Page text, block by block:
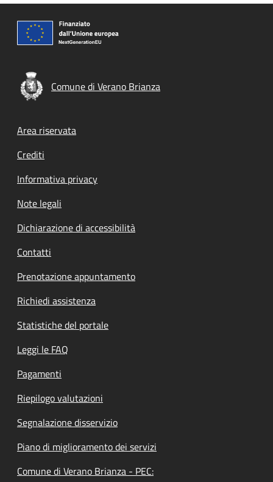
Comune di Verano Brianza
Footer menu
Area riservata
Crediti
Informativa privacy
Note legali
Dichiarazione di accessibilità
Contatti
Prenotazione appuntamento
Richiedi assistenza
Statistiche del portale
Leggi le FAQ
Pagamenti
Riepilogo valutazioni
Segnalazione disservizio
Piano di miglioramento dei servizi
Comune di Verano Brianza - PEC: